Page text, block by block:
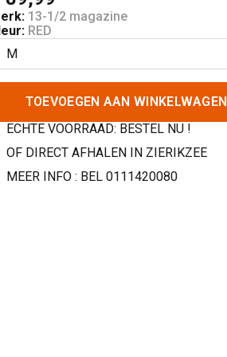
13-1/2 magazine
RED
TOEVOEGEN AAN WINKELWAGEN
ECHTE VOORRAAD: BESTEL NU !
OF DIRECT AFHALEN IN ZIERIKZEE
MEER INFO : BEL 0111420080